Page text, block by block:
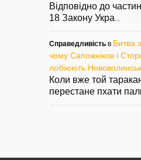
Відповідно до
18 Закону Укра
Справедливість в Битва
чому Сапожніков і
лобіюють
Коли вже той
перестане пхати